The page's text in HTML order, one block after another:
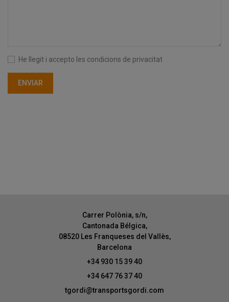
He llegit i accepto les condicions de privacitat
Carrer Polònia, s/n,
Cantonada Bélgica,
08520 Les Franqueses del Vallès,
Barcelona
+34 930 15 39 40
+34 647 76 37 40
tgordi@transportsgordi.com